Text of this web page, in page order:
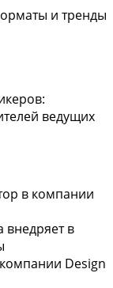
и тренды
ведущих
в компании
внедряет в
Design